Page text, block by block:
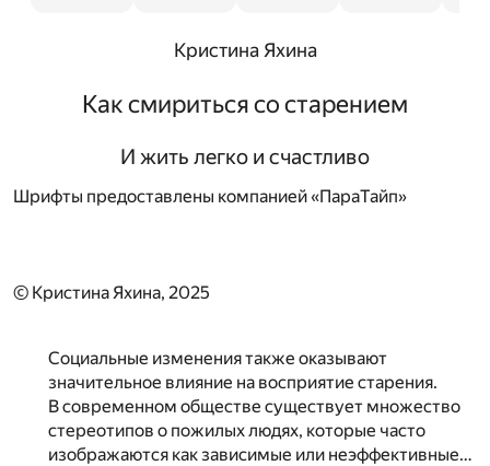
Кристина Яхина
Как смириться со старением
И жить легко и счастливо
Шрифты предоставлены компанией «ПараТайп»
© Кристина Яхина, 2025
Социальные изменения также оказывают
значительное влияние на восприятие старения.
В современном обществе существует множество
стереотипов о пожилых людях, которые часто
изображаются как зависимые или неэффективные…